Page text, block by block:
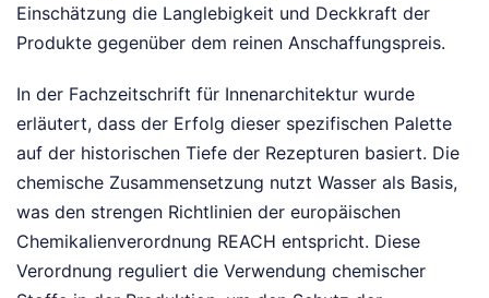
Einschätzung die Langlebigkeit und Deckkraft der
Produkte gegenüber dem reinen Anschaffungspreis.
In der Fachzeitschrift für Innenarchitektur wurde
erläutert, dass der Erfolg dieser spezifischen Palette
auf der historischen Tiefe der Rezepturen basiert. Die
chemische Zusammensetzung nutzt Wasser als Basis,
was den strengen Richtlinien der europäischen
Chemikalienverordnung REACH entspricht. Diese
Verordnung reguliert die Verwendung chemischer